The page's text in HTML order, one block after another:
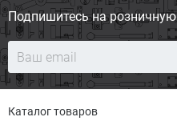
Подпишитесь на розничную
Каталог товаров